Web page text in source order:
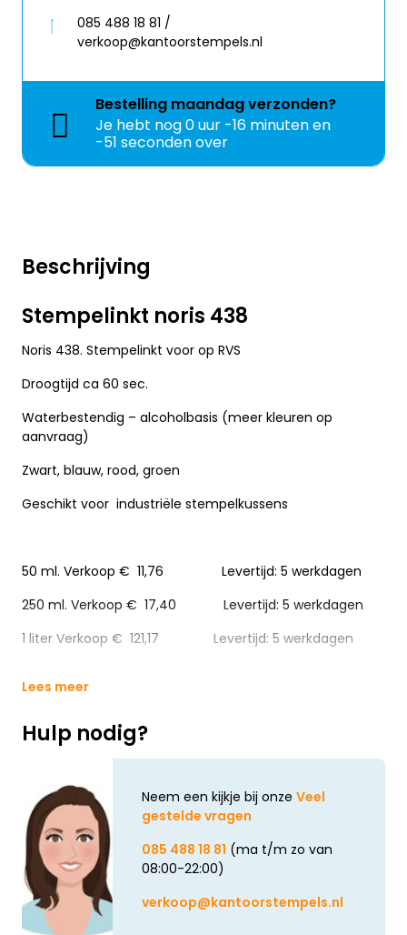
Beschrijving
Stempelinkt noris 438
Noris 438. Stempelinkt voor op RVS
Droogtijd ca 60 sec.
Waterbestendig – alcoholbasis (meer kleuren op
aanvraag)
Zwart, blauw, rood, groen
Geschikt voor industriële stempelkussens
50 ml. Verkoop € 11,76 Levertijd: 5 werkdagen
250 ml. Verkoop € 17,40 Levertijd: 5 werkdagen
1 liter Verkoop € 121,17 Levertijd: 5 werkdagen
Lees meer
Hulp nodig?
Neem een kijkje bij onze Veel
gestelde vragen
085 488 18 81 (ma t/m zo van
08:00-22:00)
verkoop@kantoorstempels.nl
085 488 18 81 /
verkoop@kantoorstempels.nl
Bestelling maandagverzonden?
Je hebt nog0 uur -16 minuten en
-51 seconden over